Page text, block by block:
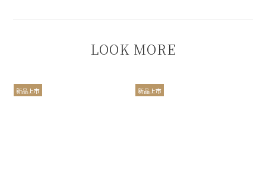
LOOK MORE
新品上市 新品上市